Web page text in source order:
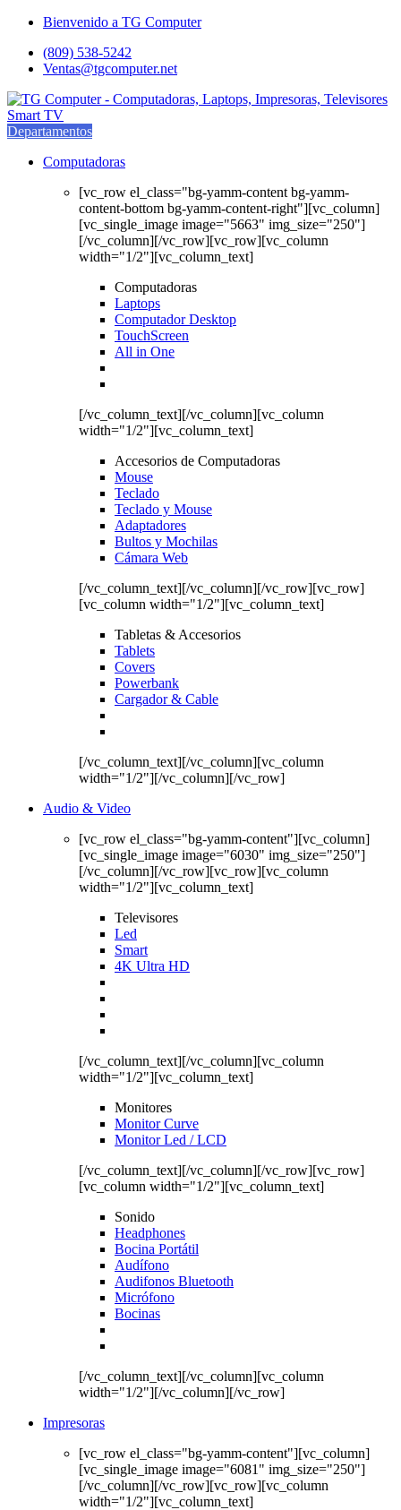
Saltar
navegación
saltar
contenido
Bienvenido a TG Computer
(809) 538-5242
Ventas@tgcomputer.net
Departamentos
Computadoras
[vc_row el_class="bg-yamm-content bg-yamm-
content-bottom bg-yamm-content-right"][vc_column]
[vc_single_image image="5663" img_size="250"]
[/vc_column][/vc_row][vc_row][vc_column
width="1/2"][vc_column_text]
Computadoras
Laptops
Computador Desktop
TouchScreen
All in One
[/vc_column_text][/vc_column][vc_column
width="1/2"][vc_column_text]
Accesorios de Computadoras
Mouse
Teclado
Teclado y Mouse
Adaptadores
Bultos y Mochilas
Cámara Web
[/vc_column_text][/vc_column][/vc_row][vc_row]
[vc_column width="1/2"][vc_column_text]
Tabletas & Accesorios
Tablets
Covers
Powerbank
Cargador & Cable
[/vc_column_text][/vc_column][vc_column
width="1/2"][/vc_column][/vc_row]
Audio & Video
[vc_row el_class="bg-yamm-content"][vc_column]
[vc_single_image image="6030" img_size="250"]
[/vc_column][/vc_row][vc_row][vc_column
width="1/2"][vc_column_text]
Televisores
Led
Smart
4K Ultra HD
[/vc_column_text][/vc_column][vc_column
width="1/2"][vc_column_text]
Monitores
Monitor Curve
Monitor Led / LCD
[/vc_column_text][/vc_column][/vc_row][vc_row]
[vc_column width="1/2"][vc_column_text]
Sonido
Headphones
Bocina Portátil
Audífono
Audifonos Bluetooth
Micrófono
Bocinas
[/vc_column_text][/vc_column][vc_column
width="1/2"][/vc_column][/vc_row]
Impresoras
[vc_row el_class="bg-yamm-content"][vc_column]
[vc_single_image image="6081" img_size="250"]
[/vc_column][/vc_row][vc_row][vc_column
width="1/2"][vc_column_text]